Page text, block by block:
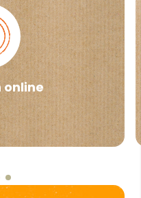
online
de aula, tendrás
los programas que
Es importante
e impartir los
posible.